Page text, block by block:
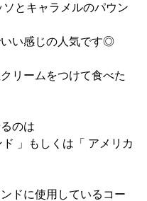
ソとキャラメルのパウン
い感じの人気です◎
リームをつけて食べた
のは
ド 」もしくは「 アメリカ
ドに使用しているコー